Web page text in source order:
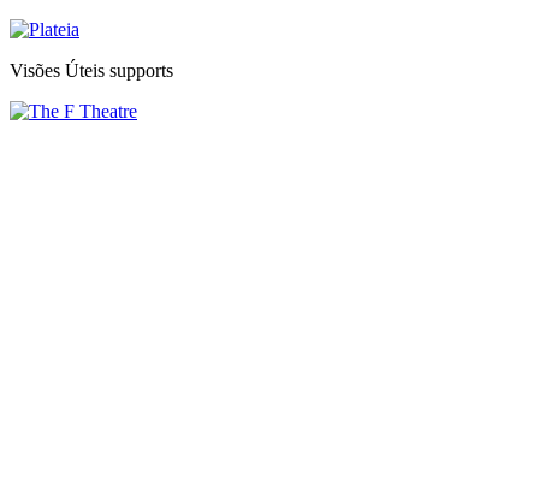
Visões Úteis supports